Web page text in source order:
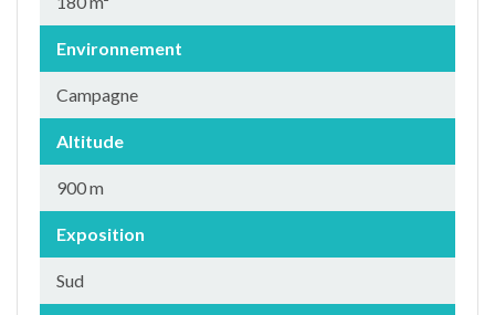
Environnement
Campagne
Altitude
900 m
Exposition
Sud